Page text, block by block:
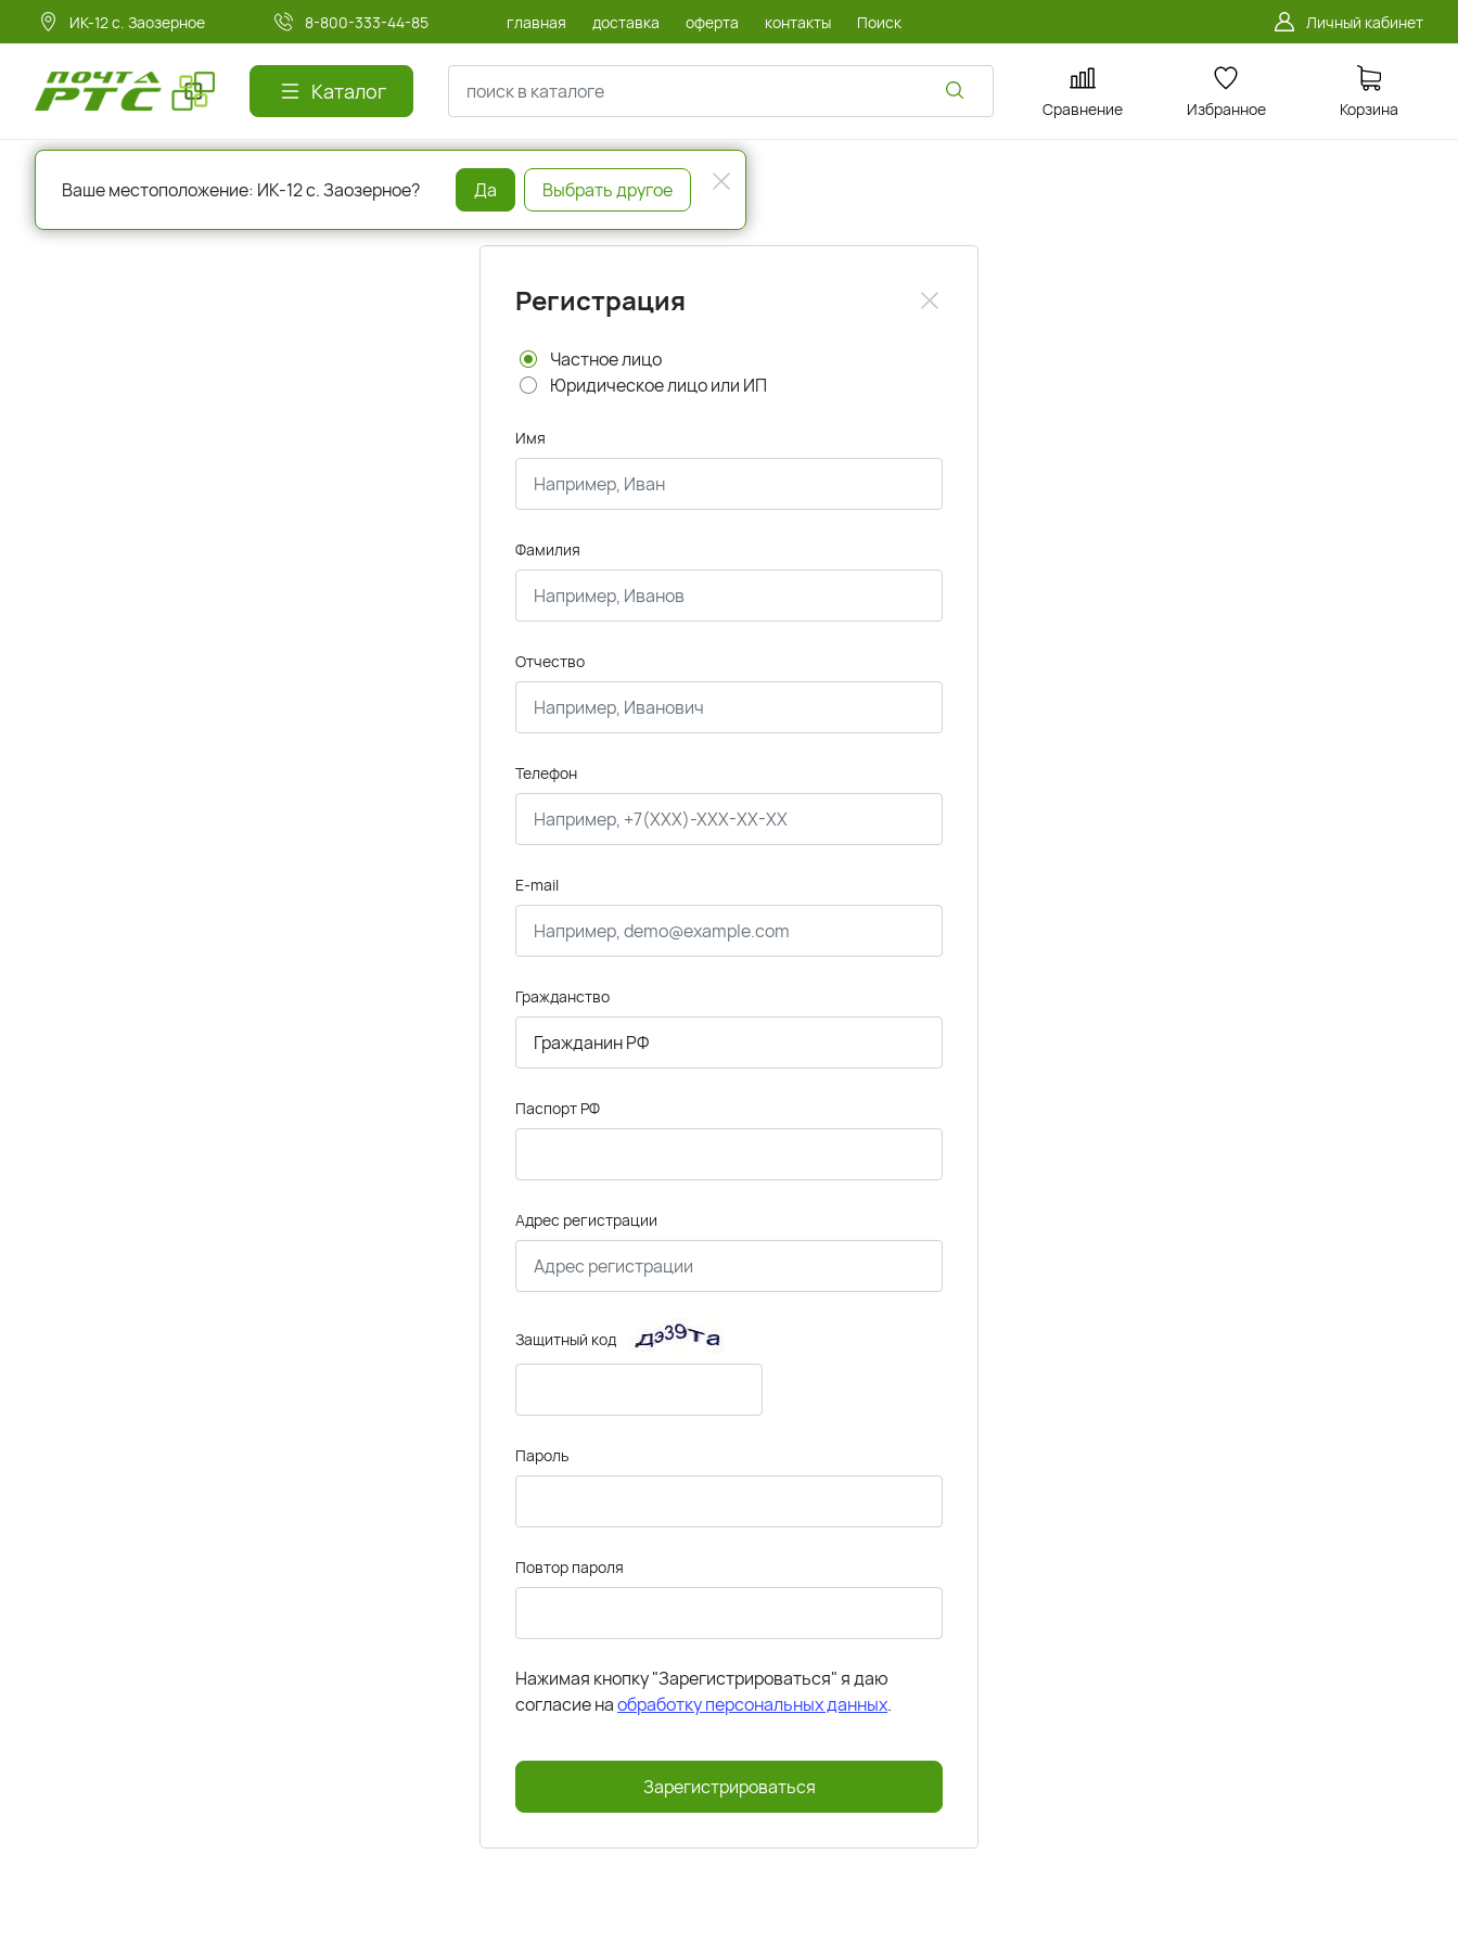
ИК-12 с. Заозерное 8-800-333-44-85 главная доставка оферта контакты Поиск Личный кабинет
Каталог
Сравнение Избранное Корзина
Регистрация
Частное лицо
Юридическое лицо или ИП
Имя
Фамилия
Отчество
Телефон
E-mail
Гражданство
Паспорт РФ
Адрес регистрации
Защитный код
Пароль
Повтор пароля
Нажимая кнопку "Зарегистрироваться" я даю
согласие наобработку персональных данных.
Зарегистрироваться
Ваше местоположение: ИК-12 с. Заозерное? Да Выбрать другое